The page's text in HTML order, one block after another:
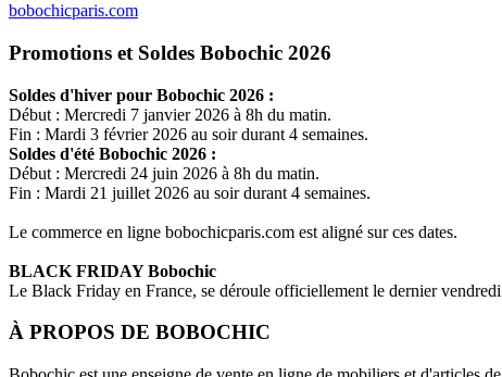
bobochicparis.com
Promotions et Soldes Bobochic 2026
Soldes d'hiver pour Bobochic 2026 :
Début : Mercredi 7 janvier 2026 à 8h du matin.
Fin : Mardi 3 février 2026 au soir durant 4 semaines.
Soldes d'été Bobochic 2026 :
Début : Mercredi 24 juin 2026 à 8h du matin.
Fin : Mardi 21 juillet 2026 au soir durant 4 semaines.
Le commerce en ligne bobochicparis.com est aligné sur ces dates.
BLACK FRIDAYBobochic
Le Black Friday en France, se déroule officiellement le dernier
À PROPOS DE BOBOCHIC